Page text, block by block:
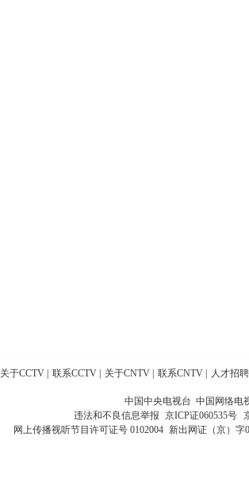
关于CCTV 联系CCTV 关于CNTV 联系CNTV 人才招聘
中国中央电视台 中国网络电
违法和不良信息举报 京ICP证060535号
网上传播视听节目许可证号 0102004 新出网证（京）